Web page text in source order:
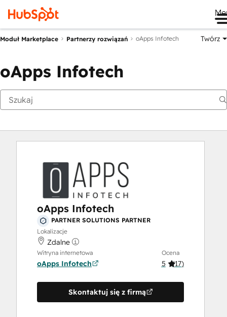
Moduł Marketplace Partnerzy rozwiązań oApps Infotech Twórz
oApps Infotech
oApps Infotech
PARTNER SOLUTIONS PARTNER
Lokalizacje
Zdalne
Witryna internetowa
oApps Infotech
Ocena
5 (17)
Skontaktuj się z firmą